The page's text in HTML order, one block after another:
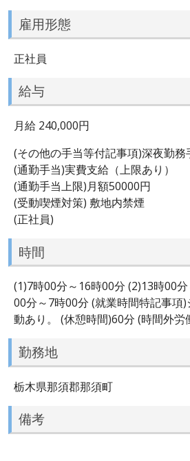
雇用形態
正社員
給与
月給 240,000円
(その他の手当等付記事項)深夜勤
(通勤手当)実費支給（上限あり）
(通勤手当上限)月額50000円
(受動喫煙対策) 敷地内禁煙
(正社員)
時間
(1)7時00分～16時00分 (2)13時00
00分～7時00分 (就業時間特記事項
動あり。 (休憩時間)60分 (時間外労
勤務地
栃木県那須郡那須町
備考